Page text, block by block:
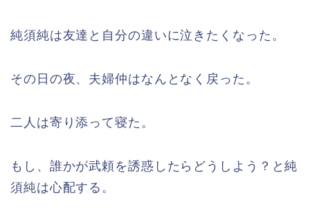
純須純は友達と自分の違いに泣きたくなった。
その日の夜、夫婦仲はなんとなく戻った。
二人は寄り添って寝た。
もし、誰かが武頼を誘惑したらどうしよう？と純
須純は心配する。